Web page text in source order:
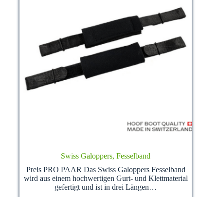
Swiss Galoppers, Fesselband
Preis PRO PAAR Das Swiss Galoppers Fesselband
wird aus einem hochwertigen Gurt- und Klettmaterial
gefertigt und ist in drei Längen…